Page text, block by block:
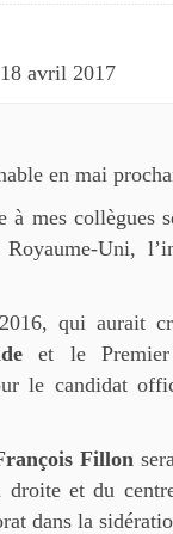
avril 2017
en mai
à mes collègues
Uni,
qui aurait
et le
le candidat
Fillon
et du
dans la